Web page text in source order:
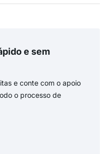
e sem
e conte com o apoio
o processo de